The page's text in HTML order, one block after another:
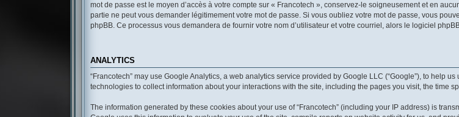
mot de passe est le moyen d’accès à votre compte sur « Francotech », conservez-le soigneusement et en
partie ne peut vous demander légitimement votre mot de passe. Si vous oubliez votre mot de passe, vous
phpBB. Ce processus vous demandera de fournir votre nom d’utilisateur et votre courriel, alors le logiciel
ANALYTICS
“Francotech” may use Google Analytics, a web analytics service provided by Google LLC (“Google”), to help
technologies to collect information about your interactions with the site, including the pages you visit, the time
The information generated by these cookies about your use of “Francotech” (including your IP address) is